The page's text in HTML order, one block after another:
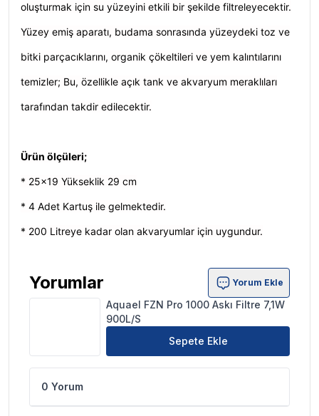
oluşturmak için su yüzeyini etkili bir şekilde filtreleyecektir.
Yüzey emiş aparatı, budama sonrasında yüzeydeki toz ve
bitki parçacıklarını, organik çökeltileri ve yem kalıntılarını
temizler; Bu, özellikle açık tank ve akvaryum meraklıları
tarafından takdir edilecektir.
Ürün ölçüleri;
* 25x19 Yükseklik 29 cm
* 4 Adet Kartuş ile gelmektedir.
* 200 Litreye kadar olan akvaryumlar için uygundur.
Yorumlar
Aquael FZN Pro 1000 Askı Filtre 7,1W 900L/S Ürün
Yorum Ekle
Aquael FZN Pro 1000 Askı Filtre 7,1W
900L/S
Sepete Ekle
0 Yorum